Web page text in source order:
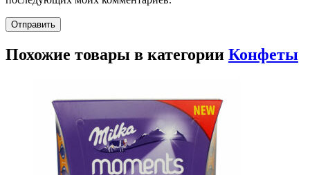
Похожие товары в категории Конфеты